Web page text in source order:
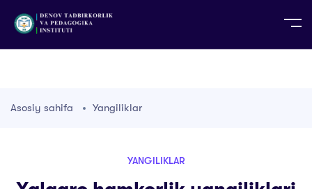
TG TR
Asosiy sahifa Yangiliklar
YANGILIKLAR